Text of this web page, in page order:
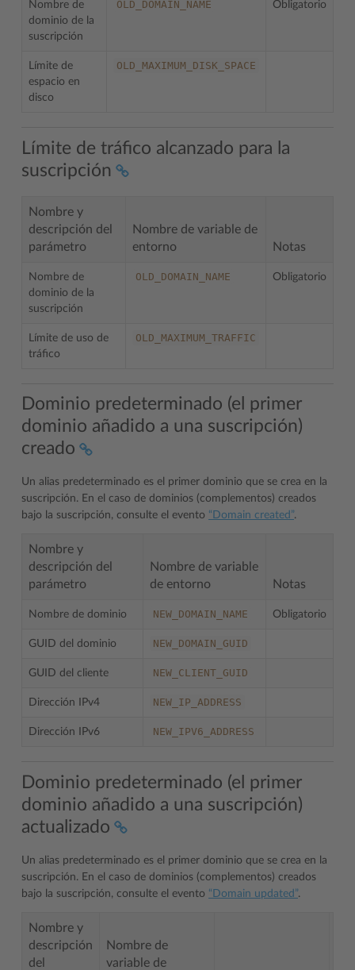
Nombre de
dominio de la
suscripción
OLD_DOMAIN_NAME Obligatorio
Límite de
espacio en
disco
OLD_MAXIMUM_DISK_SPACE
Límite de tráfico alcanzado para la
suscripción
Nombre y
descripción del
parámetro
Nombre de variable de
entorno
Notas
Nombre de
dominio de la
suscripción
OLD_DOMAIN_NAME Obligatorio
Límite de uso de
tráfico
OLD_MAXIMUM_TRAFFIC
Dominio predeterminado (el primer
dominio añadido a una suscripción)
creado
Un alias predeterminado es el primer dominio que se crea en la
suscripción. En el caso de dominios (complementos) creados
bajo la suscripción, consulte el evento “Domain created”.
Nombre y
descripción del
parámetro
Nombre de variable
de entorno
Notas
Nombre de dominio NEW_DOMAIN_NAME Obligatorio
GUID del dominio NEW_DOMAIN_GUID
GUID del cliente NEW_CLIENT_GUID
Dirección IPv4 NEW_IP_ADDRESS
Dirección IPv6 NEW_IPV6_ADDRESS
Dominio predeterminado (el primer
dominio añadido a una suscripción)
actualizado
Un alias predeterminado es el primer dominio que se crea en la
suscripción. En el caso de dominios (complementos) creados
bajo la suscripción, consulte el evento “Domain updated”.
Nombre y
descripción
del
Nombre de
variable de